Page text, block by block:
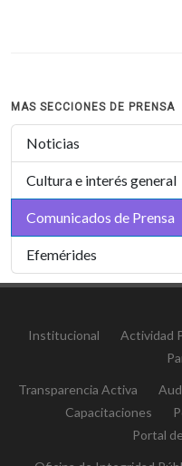
MAS SECCIONES DE PRENSA
Noticias
Cultura e interés general
Comunicados de Prensa
Efemérides
Institucional Actividad
Transparencia Activa
Capacitaciones
Portal